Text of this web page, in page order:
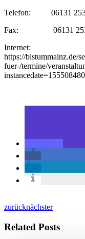
Telefon: 06131
Fax: 06131
Internet:
https://bistummainz.de/
fuer-/termine/
zurücknächster
Related Posts